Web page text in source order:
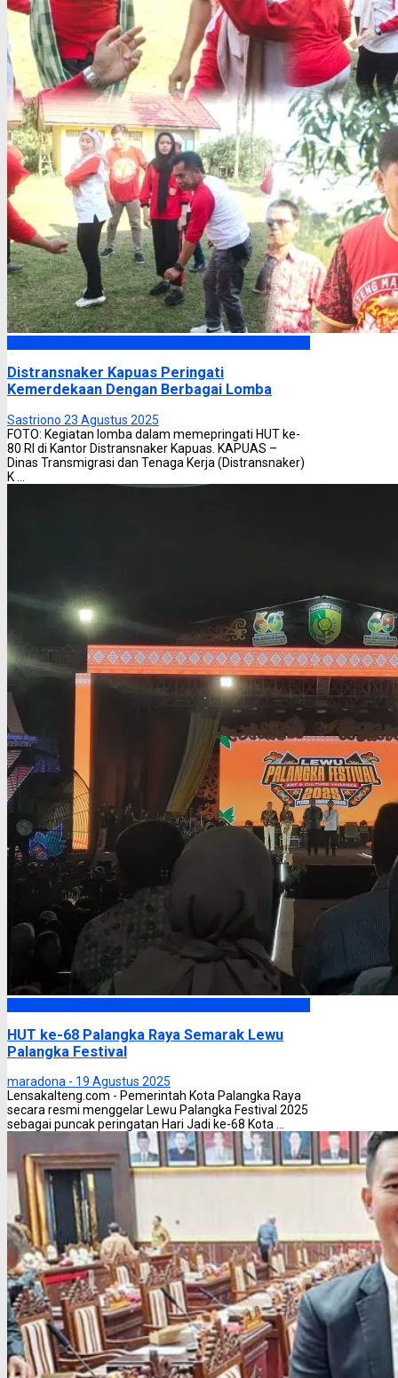
Distransnaker Kapuas Peringati
Kemerdekaan Dengan Berbagai Lomba
Sastriono 23 Agustus 2025
FOTO: Kegiatan lomba dalam memepringati HUT ke-
80 RI di Kantor Distransnaker Kapuas. KAPUAS –
Dinas Transmigrasi dan Tenaga Kerja (Distransnaker)
K ...
HUT ke-68 Palangka Raya Semarak Lewu
Palangka Festival
maradona - 19 Agustus 2025
Lensakalteng.com - Pemerintah Kota Palangka Raya
secara resmi menggelar Lewu Palangka Festival 2025
sebagai puncak peringatan Hari Jadi ke-68 Kota ...